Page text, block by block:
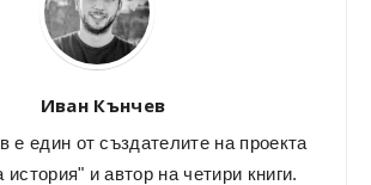
Иван Кънчев
е един от създателите на проекта
история" и автор на четири книги.